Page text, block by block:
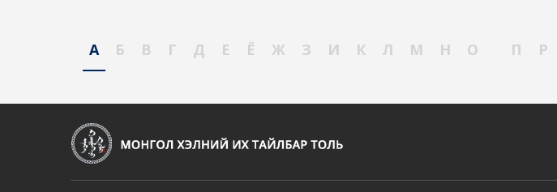
А Б В Г Д Е Ё Ж З И К Л М Н О П Р